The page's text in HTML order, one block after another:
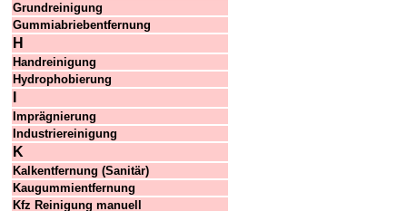
Grundreinigung
Gummiabriebentfernung
H
Handreinigung
Hydrophobierung
Imprägnierung
Industriereinigung
K
Kalkentfernung (Sanitär)
Kaugummientfernung
Kfz Reinigung manuell